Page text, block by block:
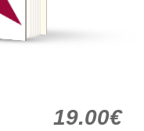
19.00€